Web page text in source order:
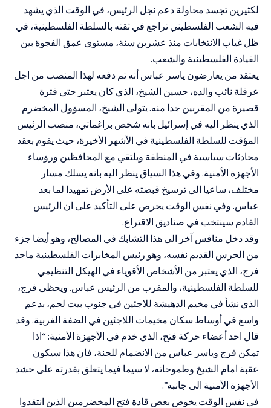
لكثيرين تجسد محاولة دعم نجل الرئيس، في الوقت الذي يشهد
فيه الشعب الفلسطيني تراجع في ثقته بالسلطة الفلسطينية، في
ظل غياب الانتخابات منذ عشرين سنة، مستوى عمق الفجوة بين
القيادة الفلسطينية والشعب.
يعتقد من يعارضون ياسر عباس أنه تم دفعه لهذا المنصب من اجل
عرقلة نائب والده، حسين الشيخ، الذي كان يعتبر حتى فترة
قصيرة من المقربين جدا منه. يتولى الشيخ، المسؤول المخضرم
الذي ينظر اليه في إسرائيل بانه شخص براغماتي، منصب الرئيس
المؤقت للسلطة الفلسطينية في الأشهر الأخيرة، حيث يقوم بعقد
محادثات سياسية في المنطقة ويلتقي مع المحافظين ورؤساء
الأجهزة الأمنية. وفي هذا السياق ينظر اليه بانه يسلك مسار
مختلف، ساعيا الى ترسيخ قبضته على الأرض تمهيدا لما بعد
عباس. وفي نفس الوقت يحرص على التأكيد على ان الرئيس
القادم سينتخب في صناديق الاقتراع.
وقد دخل منافس آخر الى هذا التشابك في المصالح، وهو أيضا جزء
من الحرس القديم نفسه، وهو رئيس المخابرات الفلسطينية ماجد
فرج، الذي يعتبر من الأشخاص الأقوياء في الهيكل التنظيمي
للسلطة الفلسطينية، والمقرب من الرئيس عباس. ويحظى فرج،
الذي نشأ في مخيم الدهيشة للاجئين في جنوب بيت لحم، بدعم
واسع في أوساط سكان مخيمات اللاجئين في الضفة الغربية. وقد
قال احد أعضاء حركة فتح، الذي خدم في الأجهزة الأمنية: “اذا
تمكن فرج وياسر عباس من الانضمام للجنة، فان هذا سيكون
عقبة امام الشيخ وطموحاته، لا سيما فيما يتعلق بقدرته على حشد
الأجهزة الأمنية الى جانبه”.
في نفس الوقت يخوض بعض قادة فتح المخضرمين الذين انتقدوا